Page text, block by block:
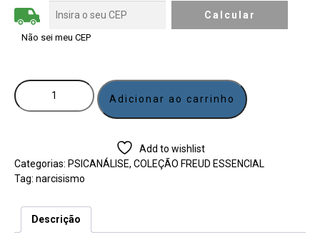
Não sei meu CEP
Adicionar ao carrinho
Add to wishlist
Categorias: PSICANÁLISE, COLEÇÃO FREUD ESSENCIAL
Tag: narcisismo
Descrição